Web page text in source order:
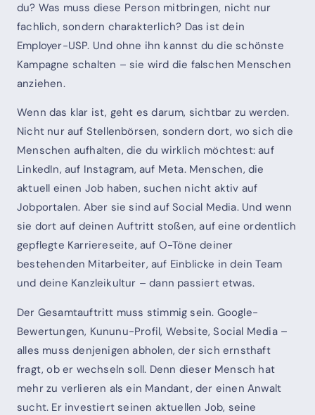
du? Was muss diese Person mitbringen, nicht nur
fachlich, sondern charakterlich? Das ist dein
Employer-USP. Und ohne ihn kannst du die schönste
Kampagne schalten – sie wird die falschen Menschen
anziehen.
Wenn das klar ist, geht es darum, sichtbar zu werden.
Nicht nur auf Stellenbörsen, sondern dort, wo sich die
Menschen aufhalten, die du wirklich möchtest: auf
LinkedIn, auf Instagram, auf Meta. Menschen, die
aktuell einen Job haben, suchen nicht aktiv auf
Jobportalen. Aber sie sind auf Social Media. Und wenn
sie dort auf deinen Auftritt stoßen, auf eine ordentlich
gepflegte Karriereseite, auf O-Töne deiner
bestehenden Mitarbeiter, auf Einblicke in dein Team
und deine Kanzleikultur – dann passiert etwas.
Der Gesamtauftritt muss stimmig sein. Google-
Bewertungen, Kununu-Profil, Website, Social Media –
alles muss denjenigen abholen, der sich ernsthaft
fragt, ob er wechseln soll. Denn dieser Mensch hat
mehr zu verlieren als ein Mandant, der einen Anwalt
sucht. Er investiert seinen aktuellen Job, seine